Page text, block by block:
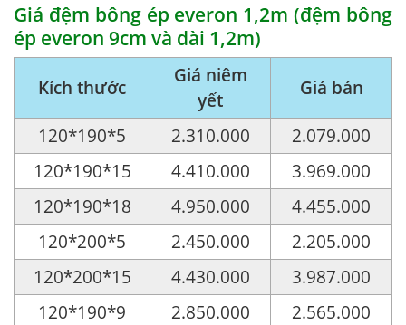
Giá đệm bông ép everon 1,2m (đệm bông
ép everon 9cm và dài 1,2m)
Kích thước
Giá niêm
yết
Giá bán
120*190*5 2.310.000
2.079.000
120*190*15
4.410.000
3.969.000
120*190*18
4.950.000
4.455.000
120*200*5
2.450.000
2.205.000
120*200*15
4.430.000
3.987.000
120*190*9
2.850.000
2.565.000